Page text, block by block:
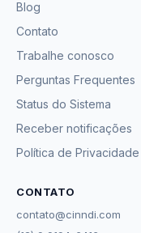
Blog
Contato
Trabalhe conosco
Perguntas Frequentes
Status do Sistema
Receber notificações
Política de Privacidade
CONTATO
contato@cinndi.com